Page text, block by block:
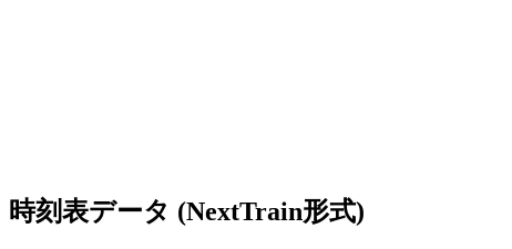
時刻表データ (NextTrain形式)